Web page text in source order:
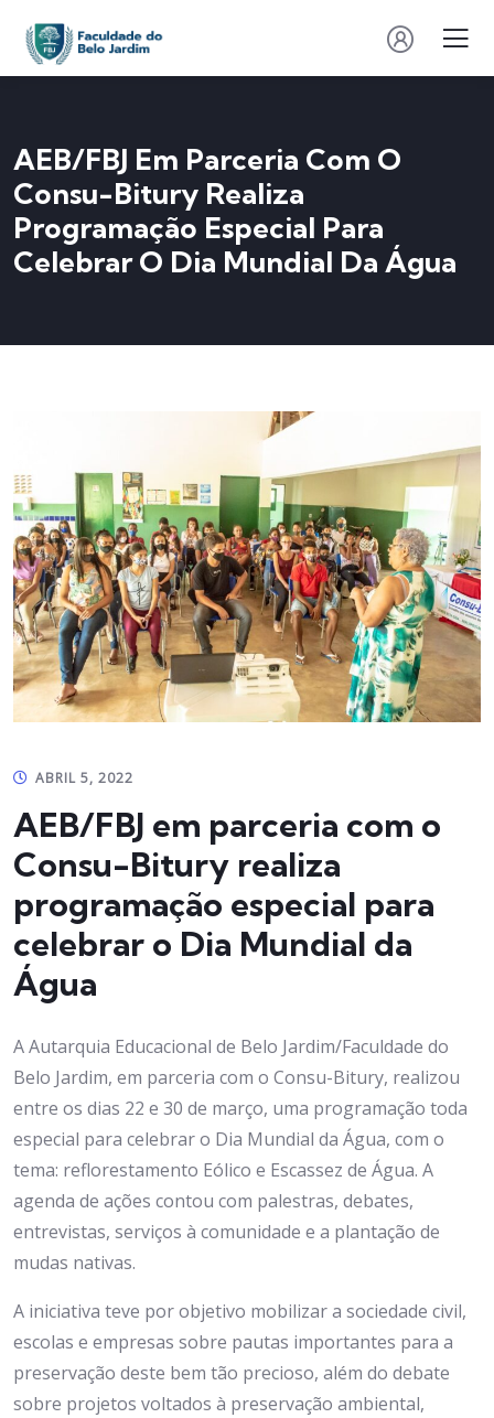
AEB/FBJ Em Parceria Com O
Consu-Bitury Realiza
Programação Especial Para
Celebrar O Dia Mundial Da Água
ABRIL 5, 2022
AEB/FBJ em parceria com o
Consu-Bitury realiza
programação especial para
celebrar o Dia Mundial da
Água
A Autarquia Educacional de Belo Jardim/Faculdade do
Belo Jardim, em parceria com o Consu-Bitury, realizou
entre os dias 22 e 30 de março, uma programação toda
especial para celebrar o Dia Mundial da Água, com o
tema: reflorestamento Eólico e Escassez de Água. A
agenda de ações contou com palestras, debates,
entrevistas, serviços à comunidade e a plantação de
mudas nativas.
A iniciativa teve por objetivo mobilizar a sociedade civil,
escolas e empresas sobre pautas importantes para a
preservação deste bem tão precioso, além do debate
sobre projetos voltados à preservação ambiental,